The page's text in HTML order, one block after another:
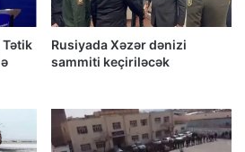
Rusiyada Xəzər dənizi
sammiti keçiriləcək